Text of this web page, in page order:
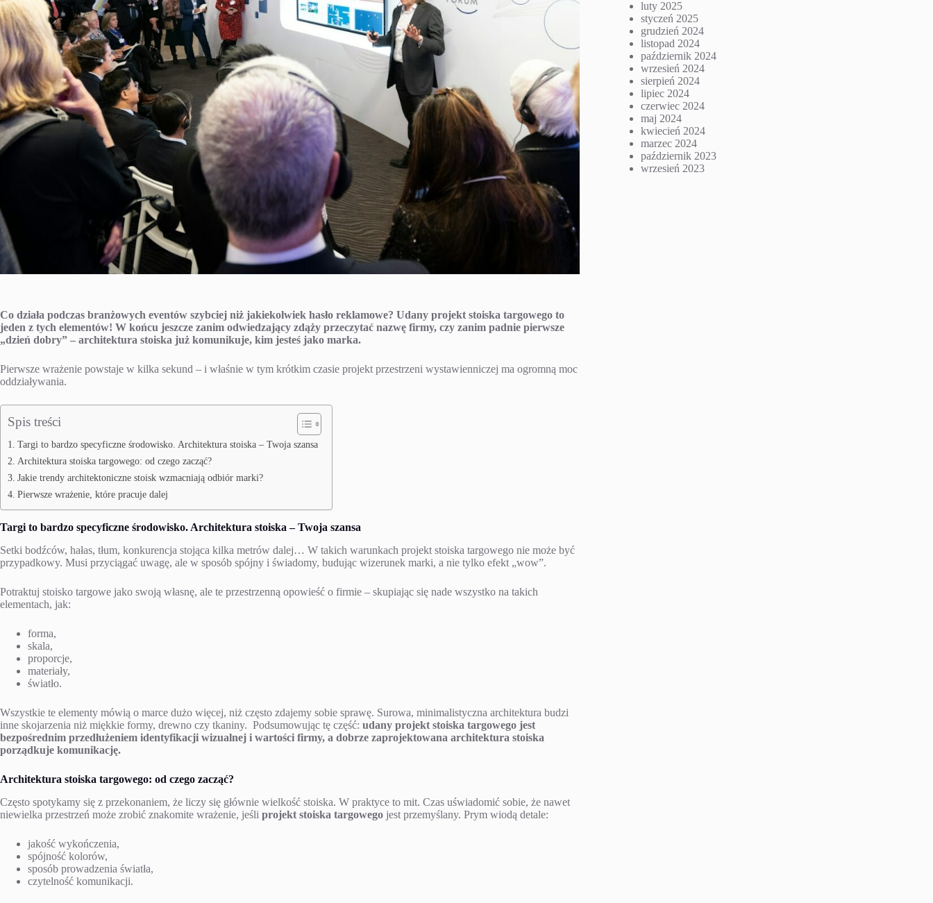
Co działa podczas branżowych eventów szybciej niż jakiekolwiek hasło reklamowe? Udany projekt stoiska targowego to
jeden z tych elementów! W końcu jeszcze zanim odwiedzający zdąży przeczytać nazwę firmy, czy zanim padnie pierwsze
„dzień dobry” – architektura stoiska już komunikuje, kim jesteś jako marka.
Pierwsze wrażenie powstaje w kilka sekund – i właśnie w tym krótkim czasie projekt przestrzeni wystawienniczej ma ogromną moc
oddziaływania.
Spis treści
Targi to bardzo specyficzne środowisko. Architektura stoiska – Twoja szansa
Architektura stoiska targowego: od czego zacząć?
Jakie trendy architektoniczne stoisk wzmacniają odbiór marki?
Pierwsze wrażenie, które pracuje dalej
Targi to bardzo specyficzne środowisko. Architektura stoiska – Twoja szansa
Setki bodźców, hałas, tłum, konkurencja stojąca kilka metrów dalej… W takich warunkach projekt stoiska targowego nie może być
przypadkowy. Musi przyciągać uwagę, ale w sposób spójny i świadomy, budując wizerunek marki, a nie tylko efekt „wow”.
Potraktuj stoisko targowe jako swoją własnę, ale te przestrzenną opowieść o firmie – skupiając się nade wszystko na takich
elementach, jak:
forma,
skala,
proporcje,
materiały,
światło.
Wszystkie te elementy mówią o marce dużo więcej, niż często zdajemy sobie sprawę. Surowa, minimalistyczna architektura budzi
inne skojarzenia niż miękkie formy, drewno czy tkaniny. Podsumowując tę część: udany projekt stoiska targowego jest
bezpośrednim przedłużeniem identyfikacji wizualnej i wartości firmy, a dobrze zaprojektowana architektura stoiska
porządkuje komunikację.
Architektura stoiska targowego: od czego zacząć?
Często spotykamy się z przekonaniem, że liczy się głównie wielkość stoiska. W praktyce to mit. Czas uświadomić sobie, że nawet
niewielka przestrzeń może zrobić znakomite wrażenie, jeśli projekt stoiska targowego jest przemyślany. Prym wiodą detale:
jakość wykończenia,
spójność kolorów,
sposób prowadzenia światła,
czytelność komunikacji.
luty 2025
styczeń 2025
grudzień 2024
listopad 2024
październik 2024
wrzesień 2024
sierpień 2024
lipiec 2024
czerwiec 2024
maj 2024
kwiecień 2024
marzec 2024
październik 2023
wrzesień 2023